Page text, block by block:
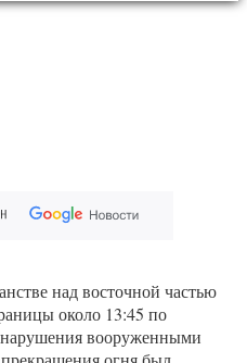
над восточной частью
около 13:45 по
вооруженными